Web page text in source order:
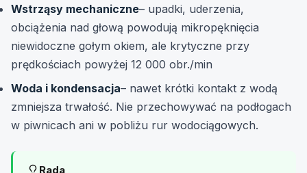
Wstrząsy mechaniczne– upadki, uderzenia,
obciążenia nad głową powodują mikropęknięcia
niewidoczne gołym okiem, ale krytyczne przy
prędkościach powyżej 12 000 obr./min
Woda i kondensacja– nawet krótki kontakt z wodą
zmniejsza trwałość. Nie przechowywać na podłogach
w piwnicach ani w pobliżu rur wodociągowych.
Rada